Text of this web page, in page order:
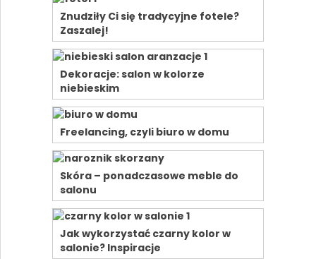
Znudziły Ci się tradycyjne fotele?
Zaszalej!
Dekoracje: salon w kolorze
niebieskim
Freelancing, czyli biuro w domu
Skóra – ponadczasowe meble do
salonu
Jak wykorzystać czarny kolor w
salonie? Inspiracje